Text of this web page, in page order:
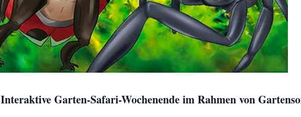
Interaktive Garten-Safari-Wochenende im Rahmen von